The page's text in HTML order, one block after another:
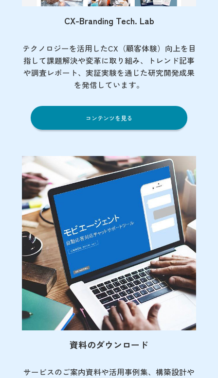
CX-Branding Tech. Lab
テクノロジーを活用したCX（顧客体験）向上を目
指して課題解決や変革に取り組み、トレンド記事
や調査レポート、実証実験を通じた研究開発成果
を発信しています。
コンテンツを見る
資料のダウンロード
サービスのご案内資料や活用事例集、 構築設計や